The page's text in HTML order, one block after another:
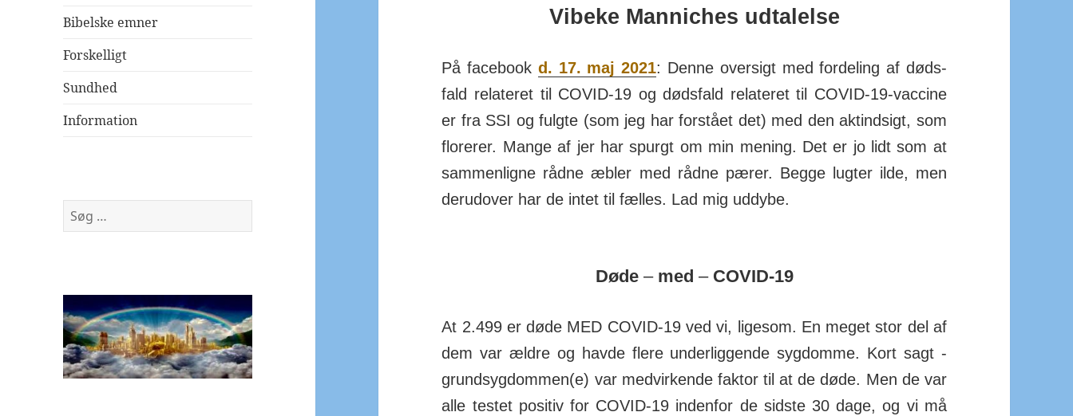
Bibelske emner
Forskelligt
Sundhed
Information
Søg
efter:
Vibeke Manniches udtalelse
På facebook d. 17. maj 2021: Denne over­sigt med for­de­ling af døds­
fald rela­teret til COVID-19 og døds­fald rela­teret til COVID-19-vaccine
er fra SSI og fulgte (som jeg har forstået det) med den aktindsigt, som
florerer. Mange af jer har spurgt om min mening. Det er jo lidt som at
sammenligne rådne æbler med rådne pærer. Begge lugter ilde, men
derudover har de intet til fælles. Lad mig uddybe.
Døde– med – COVID-19
At 2.499 er døde MED COVID-19 ved vi, ligesom. En meget stor del af
dem var ældre og havde flere under­lig­gende syg­domme. Kort sagt -
grund­syg­dom­men(e) var med­vir­kende faktor til at de døde. Men de var
alle testet positiv for COVID-19 inden­for de sidste 30 dage, og vi må